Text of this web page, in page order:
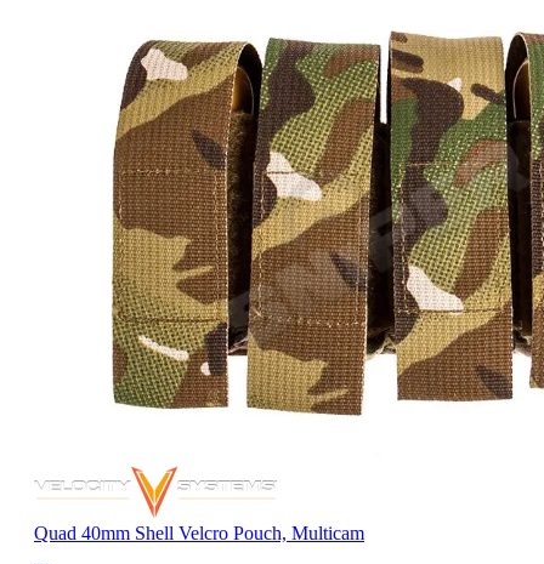
Quad 40mm Shell Velcro Pouch, Multicam